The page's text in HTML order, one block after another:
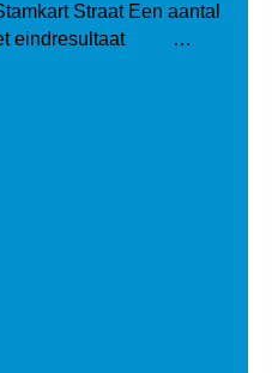
Straat Een aantal
het eindresultaat …